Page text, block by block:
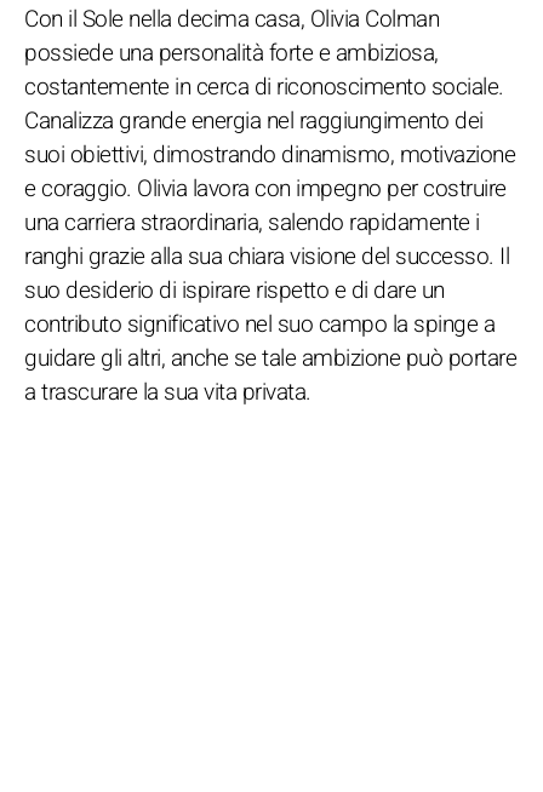
Con il Sole nella decima casa, Olivia Colman
possiede una personalità forte e ambiziosa,
costantemente in cerca di riconoscimento sociale.
Canalizza grande energia nel raggiungimento dei
suoi obiettivi, dimostrando dinamismo, motivazione
e coraggio. Olivia lavora con impegno per costruire
una carriera straordinaria, salendo rapidamente i
ranghi grazie alla sua chiara visione del successo. Il
suo desiderio di ispirare rispetto e di dare un
contributo significativo nel suo campo la spinge a
guidare gli altri, anche se tale ambizione può portare
a trascurare la sua vita privata.